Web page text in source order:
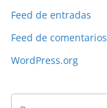
Feed de entradas
Feed de comentarios
WordPress.org